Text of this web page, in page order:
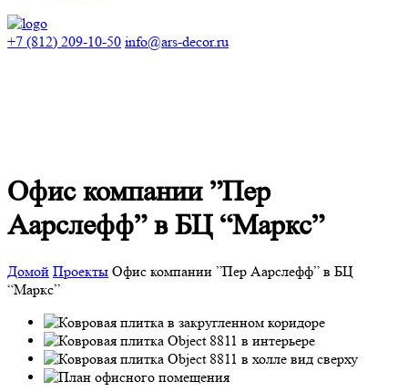
+7 (812) 209-10-50 info@ars-decor.ru
Офис компании ”Пер
Аарслефф” в БЦ “Маркс”
Домой Проекты Офис компании ”Пер Аарслефф” в БЦ
“Маркс”